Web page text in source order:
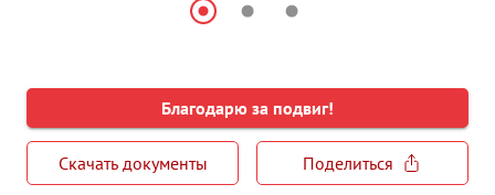
Благодарю за подвиг!
Скачать документы
Поделиться